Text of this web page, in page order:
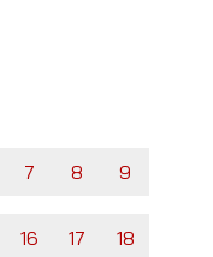
7 8 9
16 17 18